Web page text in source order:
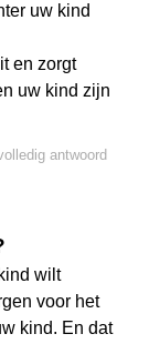
uw kind
en zorgt
uw kind zijn
antwoord
wilt
voor het
kind. En dat